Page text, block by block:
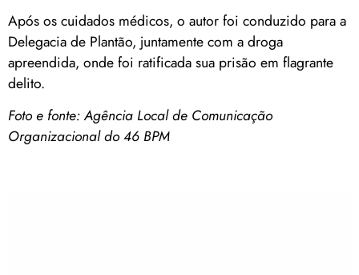
Após os cuidados médicos, o autor foi conduzido para a
Delegacia de Plantão, juntamente com a droga
apreendida, onde foi ratificada sua prisão em flagrante
delito.
Foto e fonte: Agência Local de Comunicação
Organizacional do 46 BPM